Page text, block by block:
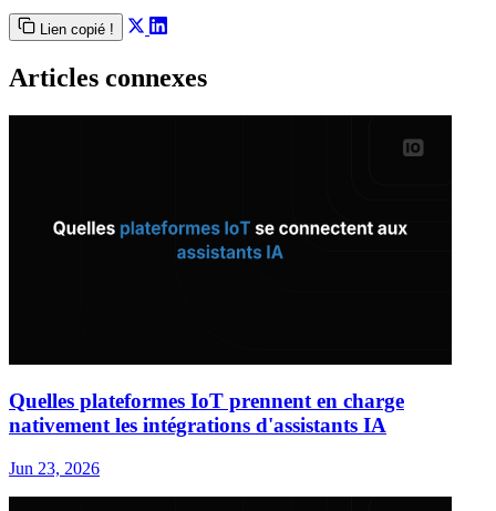
Lien copié !
Articles connexes
Quelles plateformes IoT prennent en charge
nativement les intégrations d'assistants IA
Jun 23, 2026